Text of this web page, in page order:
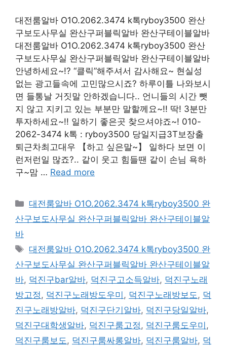
대전룸알바 O1O.2062.3474 k톡ryboy3500 완산
구보도사무실 완산구퍼블릭알바 완산구테이블알바
대전룸알바 O1O.2062.3474 k톡ryboy3500 완산
구보도사무실 완산구퍼블릭알바 완산구테이블알바
안녕하세요~!? “클릭”해주셔서 감사해요~ 현실성
없는 광고들속에 고민많으시죠? 하루이틀 나와보시
면 들통날 거짓말 안하겠습니다.. 언니들의 시간 뺏
지 않고 지키고 있는 부분만 말할께요~!! 딱! 3분만
투자하세요~!! 일하기 좋은곳 찾으셔야죠~! 010-
2062-3474 k톡 : ryboy3500 당일지급3T보장출
퇴근차최고대우 【하고 싶은말~】 일하다 보면 이
런저런일 많죠?.. 같이 웃고 힘들땐 같이 손님 욕하
구~맘 … Read more
카
테
대전룸알바 O1O.2062.3474 k톡ryboy3500 완
산구보도사무실 완산구퍼블릭알바 완산구테이블알
바
태
그
대전룸알바 O1O.2062.3474 k톡ryboy3500 완
산구보도사무실 완산구퍼블릭알바 완산구테이블알
바, 덕진구bar알바, 덕진구고소득알바, 덕진구노래
방고정, 덕진구노래방도우미 , 덕진구노래방보도, 덕
진구노래방알바, 덕진구단기알바, 덕진구당일알바,
덕진구대학생알바, 덕진구룸고정, 덕진구룸도우미 ,
덕진구룸보도, 덕진구룸싸롱알바, 덕진구룸알바, 덕